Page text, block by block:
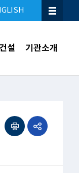
설 기관소개
인쇄하기공유하기